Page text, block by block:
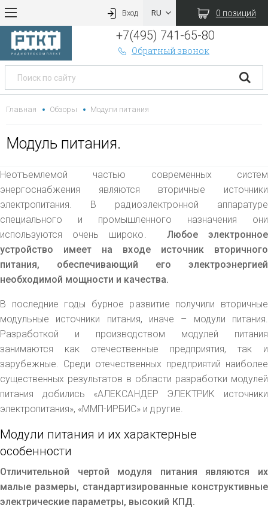
Вход 0 позиций
+7(495) 741-65-80
Обратный звонок
Главная Обзоры Модули питания
Модуль питания.
Неотъемлемой частью современных систем
энергоснабжения являются вторичные источники
электропитания. В радиоэлектронной аппаратуре
специального и промышленного назначения они
используются очень широко. Любое электронное
устройство имеет на входе источник вторичного
питания, обеспечивающий его электроэнергией
необходимой мощности и качества.
В последние годы бурное развитие получили вторичные
модульные источники питания, иначе – модули питания.
Разработкой и производством модулей питания
занимаются как отечественные предприятия, так и
зарубежные. Среди отечественных предприятий наиболее
существенных результатов в области разработки модулей
питания добились «АЛЕКСАНДЕР ЭЛЕКТРИК источники
электропитания», «ММП-ИРБИС» и другие.
Модули питания и их характерные
особенности
Отличительной чертой модуля питания являются их
малые размеры, стандартизированные конструктивные
электрические параметры, высокий КПД.